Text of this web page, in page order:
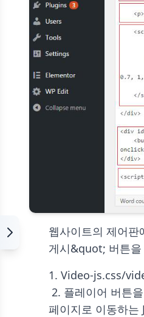
웹사이트의 제어
게시&quot; 버튼을
1. Video-js.css/
페이지로 이동하는